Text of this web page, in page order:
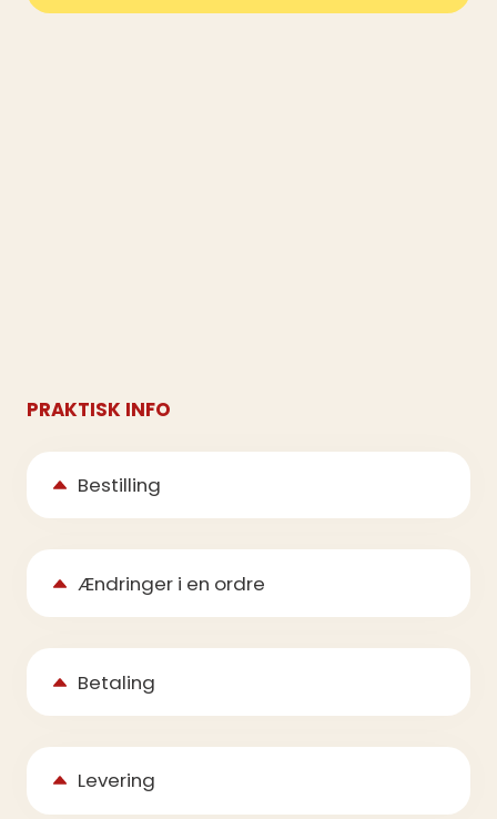
PRAKTISK INFO
Bestilling
Ændringer i en ordre
Betaling
Levering